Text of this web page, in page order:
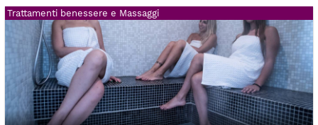
Trattamenti benessere e Massaggi